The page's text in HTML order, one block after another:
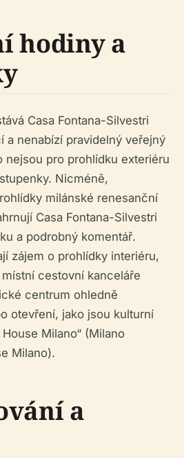
hodiny a
Casa Fontana-Silvestri
a nenabízí pravidelný veřejný
nejsou pro prohlídku exteriéru
Nicméně,
milánské renesanční
Casa Fontana-Silvestri
a podrobný komentář.
zájem o prohlídky interiéru,
cestovní kanceláře
centrum ohledně
otevření, jako jsou kulturní
Milano“ (Milano
Milano).
a